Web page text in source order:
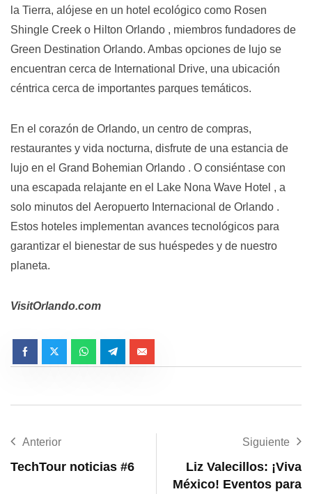
la Tierra, alójese en un hotel ecológico como Rosen
Shingle Creek o Hilton Orlando , miembros fundadores de
Green Destination Orlando. Ambas opciones de lujo se
encuentran cerca de International Drive, una ubicación
céntrica cerca de importantes parques temáticos.
En el corazón de Orlando, un centro de compras,
restaurantes y vida nocturna, disfrute de una estancia de
lujo en el Grand Bohemian Orlando . O consiéntase con
una escapada relajante en el
Lake Nona Wave Hotel , a
solo minutos del Aeropuerto Internacional de Orlando .
Estos hoteles implementan avances tecnológicos para
garantizar el bienestar de sus huéspedes y de nuestro
planeta.
VisitOrlando.com
Anterior
TechTour noticias #6
Siguiente
Liz Valecillos: ¡Viva
México! Eventos para